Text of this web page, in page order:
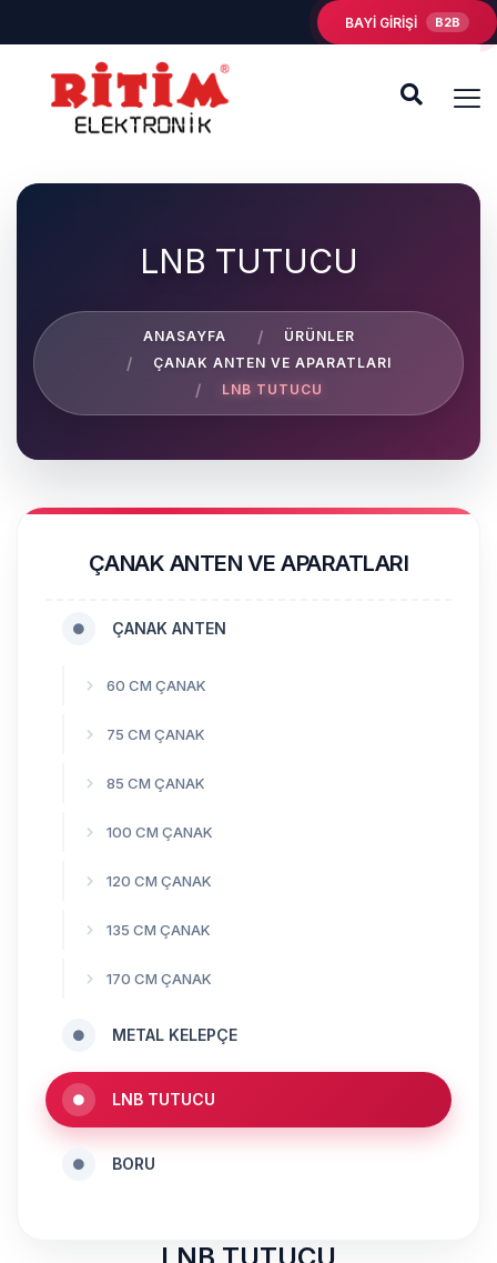
BAYİ GİRİŞİ B2B
LNB TUTUCU
ANASAYFA
ÜRÜNLER
ÇANAK ANTEN VE APARATLARI
LNB TUTUCU
ÇANAK ANTEN VE APARATLARI
ÇANAK ANTEN
60 CM ÇANAK
75 CM ÇANAK
85 CM ÇANAK
100 CM ÇANAK
120 CM ÇANAK
135 CM ÇANAK
170 CM ÇANAK
METAL KELEPÇE
LNB TUTUCU
BORU
LNB TUTUCU